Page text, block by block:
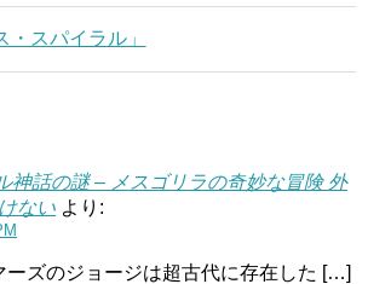
・スパイラル」
話の謎 – メスゴリラの奇妙な冒険 外
ない より:
ズのジョージは超古代に存在した […]